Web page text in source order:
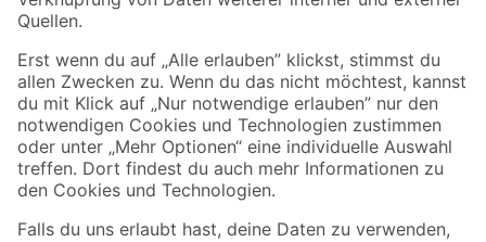
Sicher einkaufen
Jetzt die toom-App herunterladen